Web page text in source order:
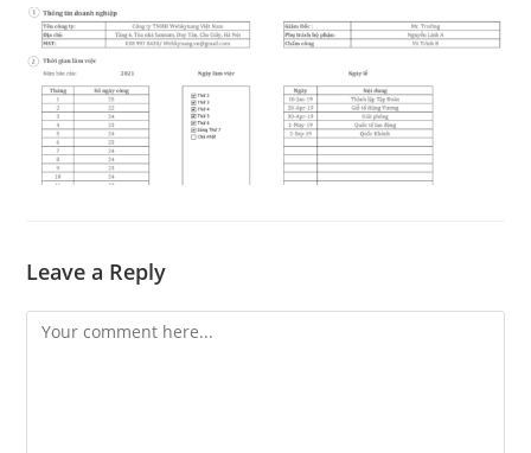
Leave a Reply
Comment